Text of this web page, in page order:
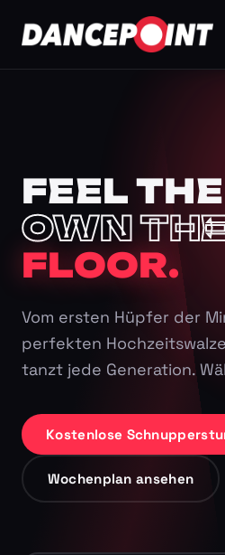
FEEL
OWN
FLOOR.
Vom ersten Hüpfer der
perfekten
tanzt jede Generation.
Kostenlose
Wochenplan ansehen